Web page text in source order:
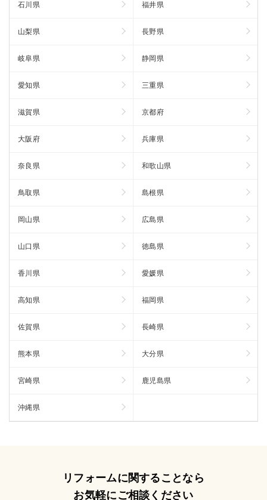
石川県 福井県
山梨県 長野県
岐阜県 静岡県
愛知県 三重県
滋賀県 京都府
大阪府 兵庫県
奈良県 和歌山県
鳥取県 島根県
岡山県 広島県
山口県 徳島県
香川県 愛媛県
高知県 福岡県
佐賀県 長崎県
熊本県 大分県
宮崎県 鹿児島県
沖縄県
リフォームに関することなら
お気軽にご相談ください